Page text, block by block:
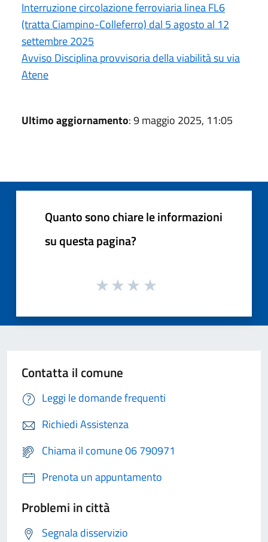
Interruzione circolazione ferroviaria linea FL6
(tratta Ciampino-Colleferro) dal 5 agosto al 12
settembre 2025
Avviso Disciplina provvisoria della viabilità su via
Atene
Ultimo aggiornamento: 9 maggio 2025, 11:05
Quanto sono chiare le informazioni
su questa pagina?
Contatta il comune
Leggi le domande frequenti
Richiedi Assistenza
Chiama il comune 06 790971
Prenota un appuntamento
Problemi in città
Segnala disservizio